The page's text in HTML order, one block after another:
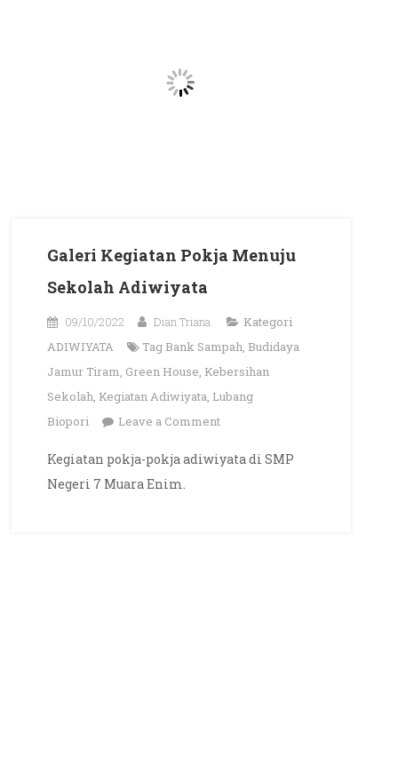
Galeri Kegiatan Pokja Menuju
Sekolah Adiwiyata
09/10/2022 Dian Triana
Kategori
ADIWIYATA
Tag Bank Sampah, Budidaya
Jamur Tiram, Green House, Kebersihan
Sekolah, Kegiatan Adiwiyata, Lubang
Biopori
Leave a Commenton
Kegiatan
Kegiatan pokja-pokja adiwiyata di SMP
Negeri 7 Muara Enim.